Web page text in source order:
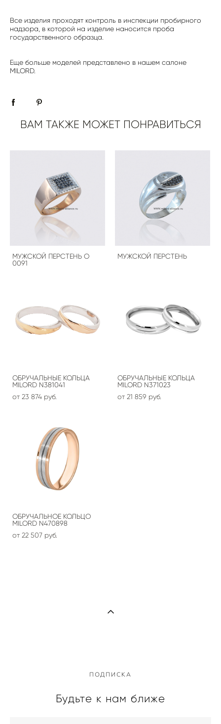
Все изделия проходят контроль в инспекции пробирного
надзора, в которой на изделие наносится проба
государственного образца.
Еще больше моделей представлено в нашем салоне
MILORD.
ВАМ ТАКЖЕ МОЖЕТ ПОНРАВИТЬСЯ
МУЖСКОЙ ПЕРСТЕНЬ О
0091
МУЖСКОЙ ПЕРСТЕНЬ
ОБРУЧАЛЬНЫЕ КОЛЬЦА
MILORD N381041
от 23 874 pуб.
ОБРУЧАЛЬНЫЕ КОЛЬЦА
MILORD N371023
от 21 859 pуб.
ОБРУЧАЛЬНОЕ КОЛЬЦО
MILORD N470898
от 22 507 pуб.
ПОДПИСКА
Будьте к нам ближе